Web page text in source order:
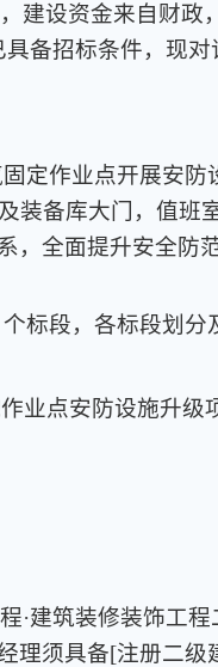
建设资金来自财
备招标条件，现对
定作业点开展安
装备库大门，值班
，全面提升安全防
标段，各标段划分
业点安防设施升级
·建筑装修装饰工
须具备[注册二级